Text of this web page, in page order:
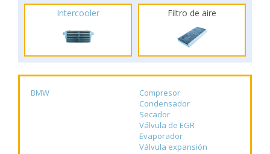
Intercooler Filtro de aire
BMW
Compresor
Condensador
Secador
Válvula de EGR
Evaporador
Válvula expansión